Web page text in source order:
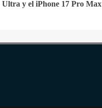
Ultra y el iPhone 17 Pro Max